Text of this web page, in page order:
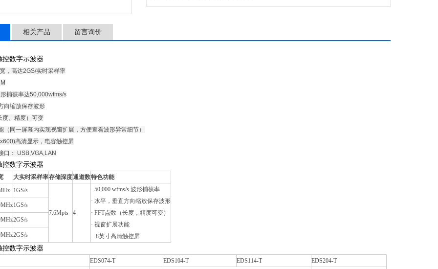
相关产品 留言询价
控数字示波器
，高达2GS/实时采样率
捕获率达50,000wfms/s
向缩放保存波形
度、精度）可变
（同一屏幕内实现视窗扩展，方便查看波形异常细节）
高清显示，电容触控屏
口： USB,VGA,LAN
控数字示波器
大实时采样率存储深度通道数特色功能
1GS/s
7.6Mpts 4
· 50,000 wfms/s 波形捕获率
· 水平，垂直方向缩放保存波形
· FFT点数（长度，精度可变）
· 视窗扩展功能
· 8英寸高清触控屏
1GS/s
2GS/s
2GS/s
控数字示波器
EDS074-T EDS104-T EDS114-T
EDS204-T